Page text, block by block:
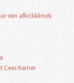
een afkickkliniek
Cees Kamer